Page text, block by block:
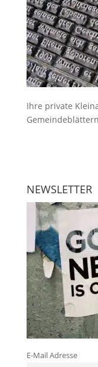
Ihre private
NEWSLETTER
E-Mail Adresse